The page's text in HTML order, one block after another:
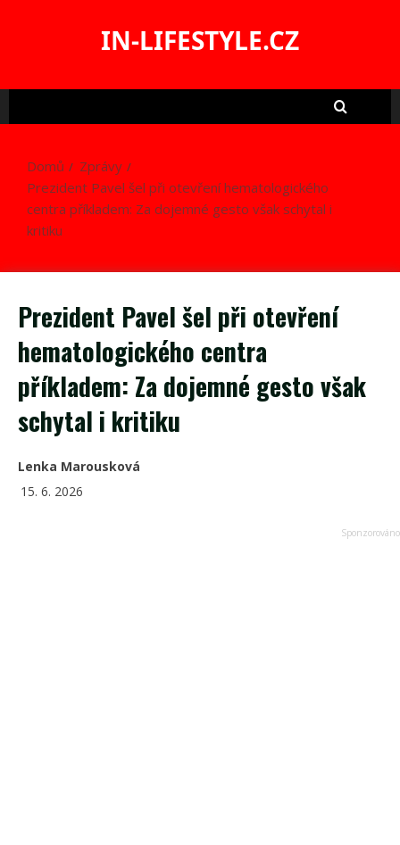
IN-LIFESTYLE.CZ
Domů
Zprávy
Prezident Pavel šel při otevření hematologického
centra příkladem: Za dojemné gesto však schytal i
kritiku
Prezident Pavel šel při otevření
hematologického centra
příkladem: Za dojemné gesto však
schytal i kritiku
Lenka Marousková
15. 6. 2026